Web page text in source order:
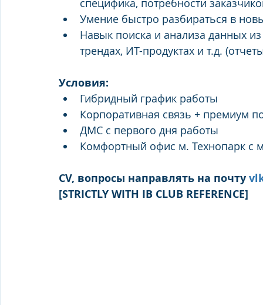
специфика, потребности
Умение быстро разбираться в
Навык поиска и анализа данных
трендах, ИТ-продуктах и т.д.
Условия:
Гибридный график работы
Корпоративная связь + премиум
ДМС с первого дня работы
Комфортный офис м. Технопарк с
CV, вопросы направлять на почту
[STRICTLY WITH IB CLUB REFERENCE]